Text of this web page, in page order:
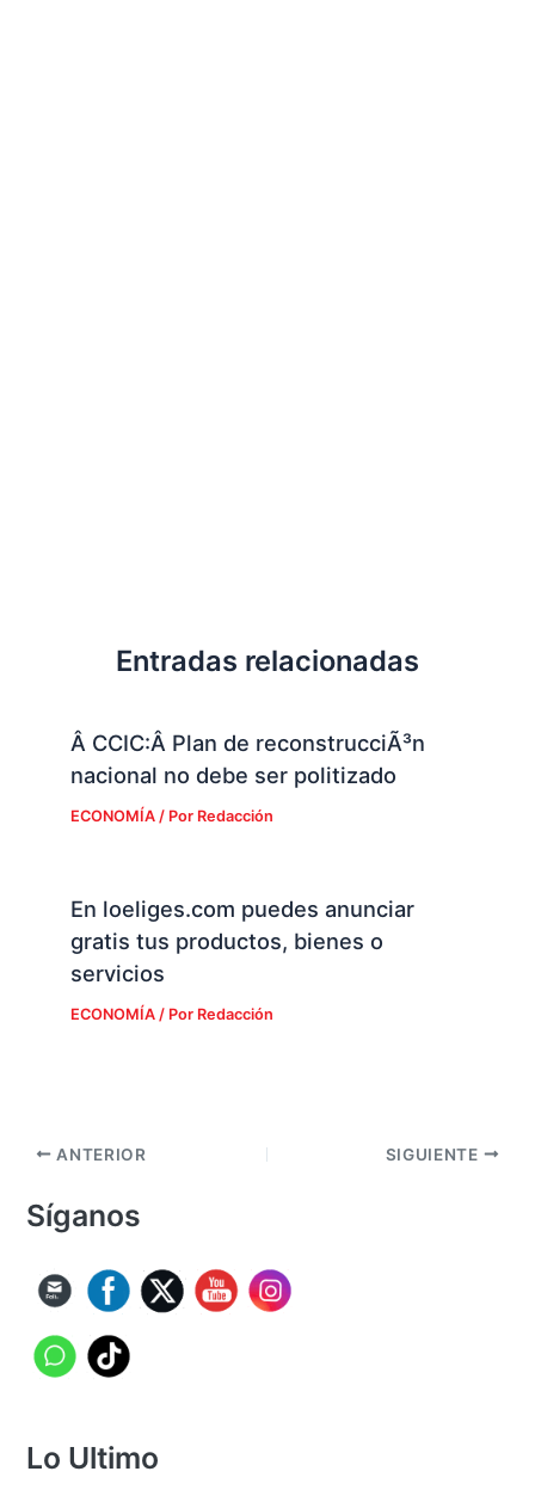
Entradas relacionadas
Â CCIC:Â Plan de reconstrucciÃ³n
nacional no debe ser politizado
ECONOMÍA/ Por Redacción
En loeliges.com puedes anunciar
gratis tus productos, bienes o
servicios
ECONOMÍA/ Por Redacción
ANTERIOR SIGUIENTE
Síganos
Lo Ultimo